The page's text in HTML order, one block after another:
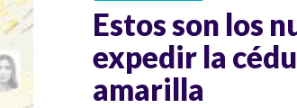
Estos son los
expedir la
amarilla